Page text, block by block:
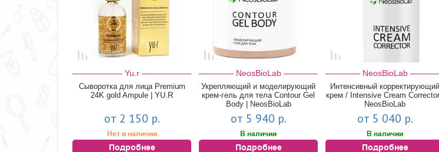
Yu.r
Сыворотка для лица Premium
24K gold Ampule | YU.R
от 2 150 р.
Нет в наличии
Подробнее
NeosBioLab
Укрепляющий и моделирующий
крем-гель для тела Contour Gel
Body | NeosBioLab
от 5 940 р.
В наличии
Подробнее
NeosBioLab
Интенсивный корректирующий
крем / Intensive Cream Corrector |
NeosBioLab
от 5 040 р.
В наличии
Подробнее